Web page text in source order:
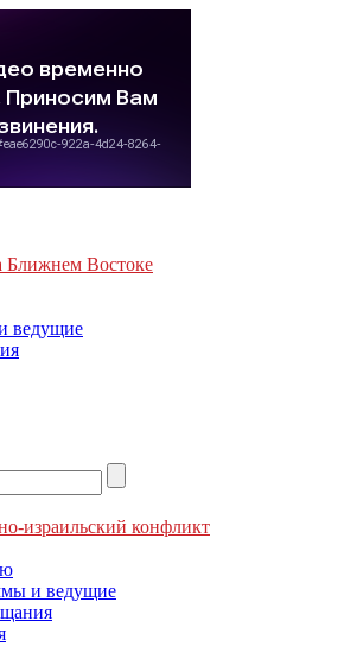
Ближнем Востоке
ведущие
израильский конфликт
и ведущие